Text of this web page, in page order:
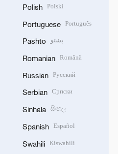
Polish Polski
Portuguese Português
Pashto پښتو
Romanian Română
Russian Русский
Serbian Српски
Sinhala සිංහල
Spanish Español
Swahili Kiswahili